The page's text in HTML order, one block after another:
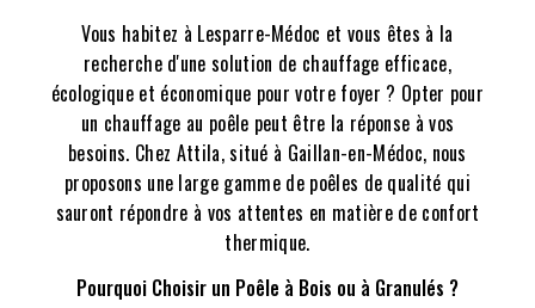
Vous habitez à Lesparre-Médoc et vous êtes à la
recherche d'une solution de chauffage efficace,
écologique et économique pour votre foyer ? Opter pour
un chauffage au poêle peut être la réponse à vos
besoins. Chez Attila, situé à Gaillan-en-Médoc, nous
proposons une large gamme de poêles de qualité qui
sauront répondre à vos attentes en matière de confort
thermique.
Pourquoi Choisir un Poêle à Bois ou à Granulés ?